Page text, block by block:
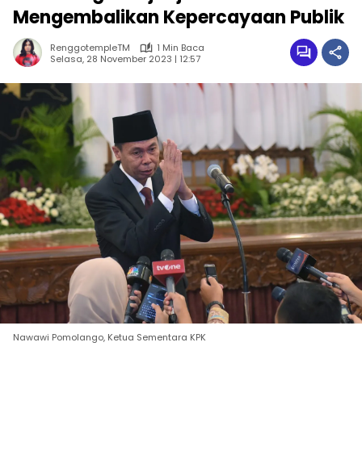
Mengembalikan Kepercayaan Publik
RenggotempleTM
1 Min Baca
Selasa, 28 November 2023 | 12:57
Nawawi Pomolango, Ketua Sementara KPK